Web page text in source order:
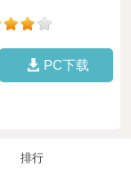
PC下载
排行